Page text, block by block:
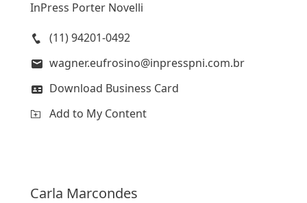
InPress Porter Novelli
(11) 94201-0492
wagner.eufrosino@inpresspni.com.br
Download Business Card
Add to My Content
Carla Marcondes